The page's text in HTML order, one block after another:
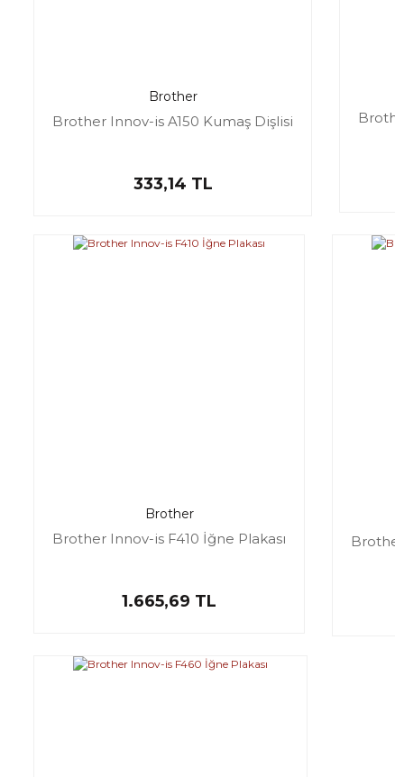
Brother
Brother Innov-is A150 Kumaş Dişlisi
333,14 TL
Brother
Brother Innov-is F410 İğne Plakası
1.665,69 TL